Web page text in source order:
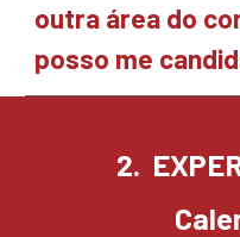
outra área do
posso me
2.